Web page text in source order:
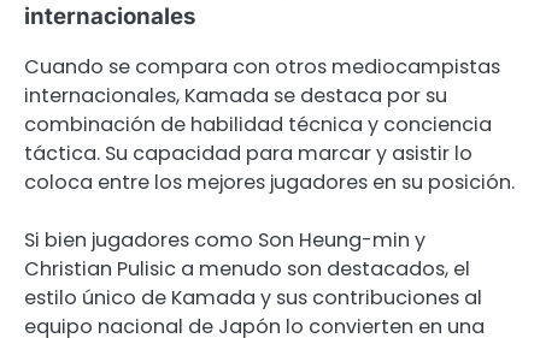
internacionales
Cuando se compara con otros mediocampistas
internacionales, Kamada se destaca por su
combinación de habilidad técnica y conciencia
táctica. Su capacidad para marcar y asistir lo
coloca entre los mejores jugadores en su posición.
Si bien jugadores como Son Heung-min y
Christian Pulisic a menudo son destacados, el
estilo único de Kamada y sus contribuciones al
equipo nacional de Japón lo convierten en una